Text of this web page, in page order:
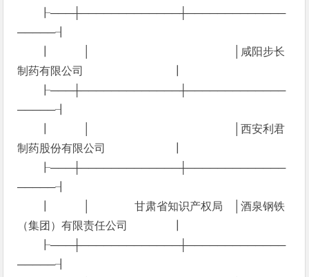
┠───┼─────────────┼─────────────
─────┨
┃ │ │咸阳步长
制药有限公司 ┃
┠───┼─────────────┼─────────────
─────┨
┃ │ │西安利君
制药股份有限公司 ┃
┠───┼─────────────┼─────────────
─────┨
┃ │ 甘肃省知识产权局 │酒泉钢铁
（集团）有限责任公司 ┃
┠───┼─────────────┼─────────────
─────┨